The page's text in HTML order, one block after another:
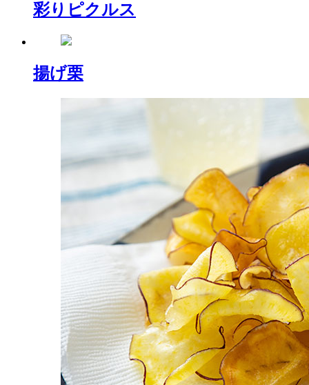
彩りピクルス
揚げ栗